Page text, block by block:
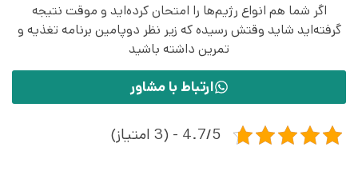
اگر شما هم انواع رژیم‌ها را امتحان کرده‌اید و موقت نتیجه
گرفته‌اید شاید وقتش رسیده که زیر نظر دوپامین برنامه تغذیه و
تمرین داشته باشید
ارتباط با مشاور
4.7/5 - (3 امتیاز)